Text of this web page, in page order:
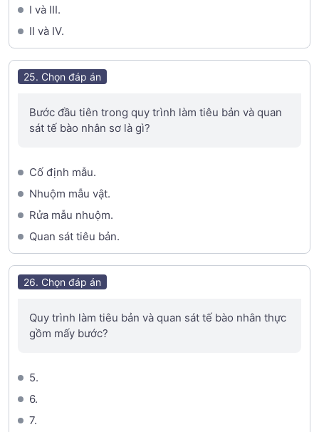
I và III.
II và IV.
25. Chọn đáp án
Bước đầu tiên trong quy trình làm tiêu bản và quan
sát tế bào nhân sơ là gì?
Cố định mẫu.
Nhuộm mẫu vật.
Rửa mẫu nhuộm.
Quan sát tiêu bản.
26. Chọn đáp án
Quy trình làm tiêu bản và quan sát tế bào nhân thực
gồm mấy bước?
5.
6.
7.